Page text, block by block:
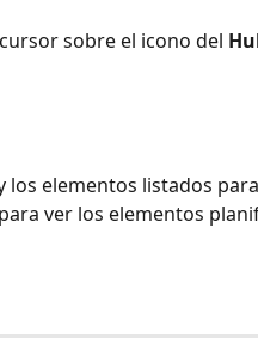
sobre el icono del
los elementos listados
ver los elementos